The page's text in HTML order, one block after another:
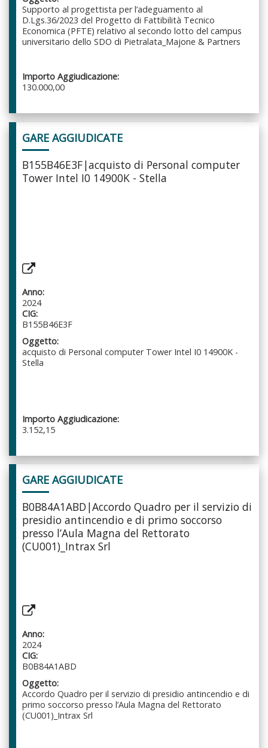
Supporto al progettista per l’adeguamento al
D.Lgs.36/2023 del Progetto di Fattibilità Tecnico
Economica (PFTE) relativo al secondo lotto del campus
universitario dello SDO di Pietralata_Majone & Partners
Importo Aggiudicazione:
130.000,00
GARE AGGIUDICATE
B155B46E3F|acquisto di Personal computer
Tower Intel I0 14900K - Stella
Anno:
2024
CIG:
B155B46E3F
Oggetto:
acquisto di Personal computer Tower Intel I0 14900K -
Stella
Importo Aggiudicazione:
3.152,15
GARE AGGIUDICATE
B0B84A1ABD|Accordo Quadro per il servizio di
presidio antincendio e di primo soccorso
presso l’Aula Magna del Rettorato
(CU001)_Intrax Srl
Anno:
2024
CIG:
B0B84A1ABD
Oggetto:
Accordo Quadro per il servizio di presidio antincendio e di
primo soccorso presso l’Aula Magna del Rettorato
(CU001)_Intrax Srl